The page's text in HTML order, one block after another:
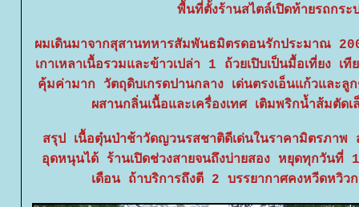
พื้นที่ตั้งร้านสไตล์เปิดท้ายรถกระ
ผมเดินมาจากสุสานทหารสัมพันธมิตรดอนรักประมาณ
เกาเหลาเนื้อรวมและข้าวเปล่า 1 ถ้วยเปิบเป็นมื้อเที่ยง เ
คุ้มค่ามาก วัตถุดิบเกรดปานกลาง เด่นตรงเอ็นแก้วและลู
ผสานกลิ่นเนื้อและเครื่องเทศ เติมพริกน้ำส้มตัดเ
สรุป เนื้อตุ๋นป่าช้าวัดญวนรสชาติดีเด่นในราคามิตรภาพ
อุดหนุนได้ ร้านเปิดช่วงสายจนถึงบ่ายสอง หยุดทุกวัน
เดือน ถ้าบริการถึงตี 2 บรรยากาศคงหวีดหวิว